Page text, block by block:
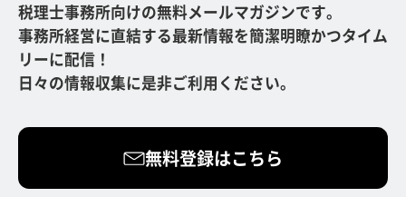
税理士事務所向けの無料メールマガジンです。
事務所経営に直結する最新情報を簡潔明瞭かつタイム
リーに配信！
日々の情報収集に是非ご利用ください。
無料登録はこちら